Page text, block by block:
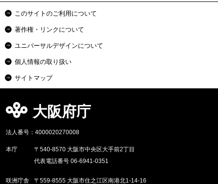
このサイトのご利用について
著作権・リンクについて
ユニバーサルデザインについて
個人情報の取り扱い
サイトマップ
大阪府庁
法人番号：4000020270008
本庁
〒540-8570 大阪市中央区大手前2丁目
代表電話番号 06-6941-0351
咲洲庁舎 〒559-8555 大阪市住之江区南港北1-14-16